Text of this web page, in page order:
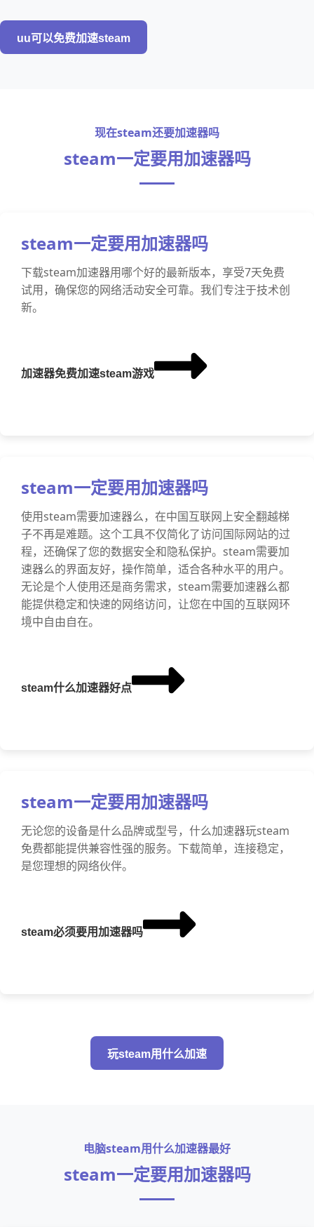
uu可以免费加速steam
现在steam还要加速器吗
steam一定要用加速器吗
steam一定要用加速器吗
下载steam加速器用哪个好的最新版本，享受7天免费
试用，确保您的网络活动安全可靠。我们专注于技术创
新。
加速器免费加速steam游戏
steam一定要用加速器吗
使用steam需要加速器么，在中国互联网上安全翻越梯
子不再是难题。这个工具不仅简化了访问国际网站的过
程，还确保了您的数据安全和隐私保护。steam需要加
速器么的界面友好，操作简单，适合各种水平的用户。
无论是个人使用还是商务需求，steam需要加速器么都
能提供稳定和快速的网络访问，让您在中国的互联网环
境中自由自在。
steam什么加速器好点
steam一定要用加速器吗
无论您的设备是什么品牌或型号，什么加速器玩steam
免费都能提供兼容性强的服务。下载简单，连接稳定，
是您理想的网络伙伴。
steam必须要用加速器吗
玩steam用什么加速
电脑steam用什么加速器最好
steam一定要用加速器吗